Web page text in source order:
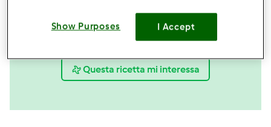
le tue attività
Questa ricetta mi interessa
Show Purposes I Accept